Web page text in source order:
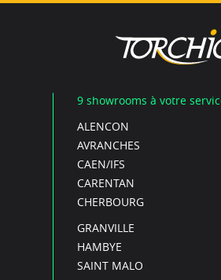
9 showrooms à votre
ALENCON
AVRANCHES
CAEN/IFS
CARENTAN
CHERBOURG
GRANVILLE
HAMBYE
SAINT MALO